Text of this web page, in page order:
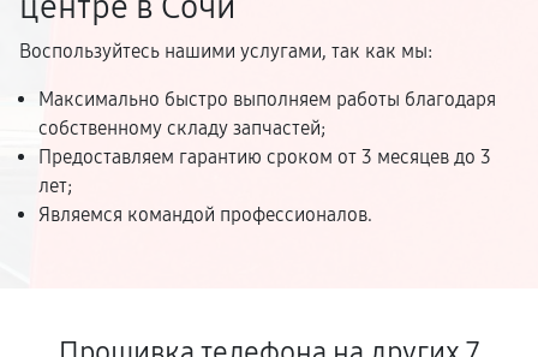
Воспользуйтесь нашими услугами, так как мы:
Максимально быстро выполняем работы благодаря
собственному складу запчастей;
Предоставляем гарантию сроком от 3 месяцев до 3
лет;
Являемся командой профессионалов.